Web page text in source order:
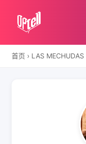
首页 › LAS MECHUDAS